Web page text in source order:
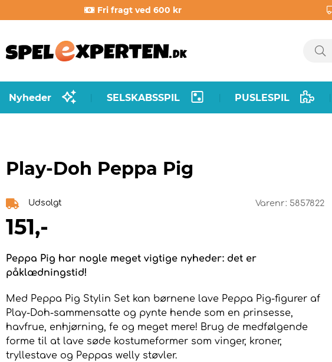
Fri fragt ved 600 kr
Nyheder SELSKABSSPIL PUSLESPIL
Play-Doh Peppa Pig
Udsolgt Varenr: 5857822
151,-
Peppa Pig har nogle meget vigtige nyheder: det er
påklædningstid!
Med Peppa Pig Stylin Set kan børnene lave Peppa Pig-figurer af
Play-Doh-sammensatte og pynte hende som en prinsesse,
havfrue, enhjørning, fe og meget mere! Brug de medfølgende
forme til at lave søde kostumeformer som vinger, kroner,
tryllestave og Peppas welly støvler.